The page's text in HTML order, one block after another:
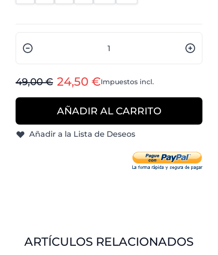
Cantidad
49,00 € 24,50 €Impuestos incl.
AÑADIR AL CARRITO
Añadir a la Lista de Deseos
ARTÍCULOS RELACIONADOS